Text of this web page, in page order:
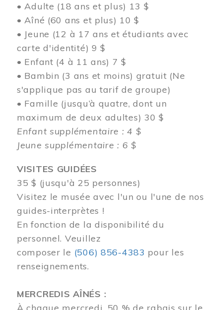
• Adulte (18 ans et plus) 13 $
• Aîné (60 ans et plus) 10 $
• Jeune (12 à 17 ans et étudiants avec
carte d'identité) 9 $
• Enfant (4 à 11 ans) 7 $
• Bambin (3 ans et moins) gratuit (Ne
s'applique pas au tarif de groupe)
• Famille (jusqu’à quatre, dont un
maximum de deux adultes) 30 $
Enfant supplémentaire : 4 $
Jeune supplémentaire : 6 $
VISITES GUIDÉES
35 $ (jusqu'à 25 personnes)
Visitez le musée avec l'un ou l'une de nos
guides-interprètes !
En fonction de la disponibilité du
personnel. Veuillez
composer le (506) 856-4383 pour les
renseignements.
MERCREDIS AÎNÉS :